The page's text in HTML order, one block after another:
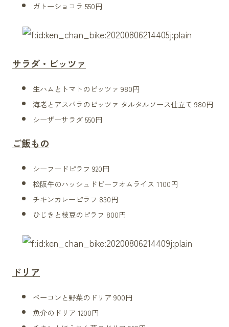
ガトーショコラ 550円
サラダ・ピッツァ
生ハムとトマトのピッツァ 980円
海老とアスパラのピッツァ タルタルソース仕立て 980円
シーザーサラダ 550円
ご飯もの
シーフードピラフ 920円
松阪牛のハッシュド ビーフオムライス 1100円
チキンカレーピラフ 830円
ひじきと枝豆のピラフ 800円
ドリア
ベーコンと野菜のドリア 900円
魚介のドリア 1200円